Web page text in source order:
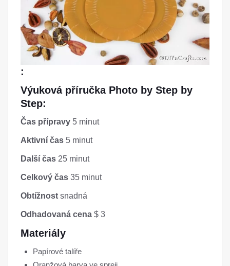
:
Výuková příručka Photo by Step by
Step:
Čas přípravy 5 minut
Aktivní čas 5 minut
Další čas 25 minut
Celkový čas 35 minut
Obtížnost snadná
Odhadovaná cena $ 3
Materiály
Papírové talíře